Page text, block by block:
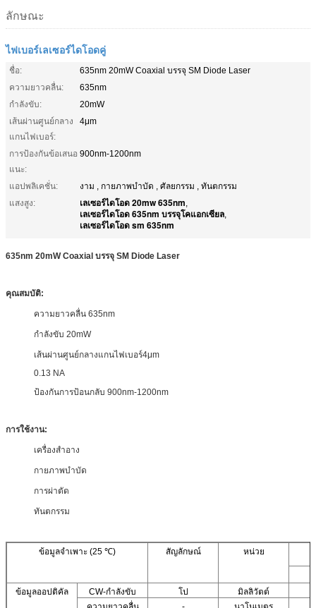
ลักษณะ
ไฟเบอร์เลเซอร์ไดโอดคู่
ชื่อ:
635nm 20mW Coaxial บรรจุ SM Diode Laser
ความยาวคลื่น:
635nm
กำลังขับ:
20mW
เส้นผ่านศูนย์กลาง
แกนไฟเบอร์:
4μm
การป้องกันข้อเสนอ
แนะ:
900nm-1200nm
แอปพลิเคชั่น:
งาม , กายภาพบำบัด , ศัลยกรรม , ทันตกรรม
แสงสูง:
เลเซอร์ไดโอด 20mw 635nm,
เลเซอร์ไดโอด 635nm บรรจุโคแอกเซียล,
เลเซอร์ไดโอด sm 635nm
635nm 20mW Coaxial บรรจุ SM Diode Laser
คุณสมบัติ:
ความยาวคลื่น 635nm
กำลังขับ 20mW
เส้นผ่านศูนย์กลางแกนไฟเบอร์4μm
0.13 NA
ป้องกันการป้อนกลับ 900nm-1200nm
การใช้งาน:
เครื่องสำอาง
กายภาพบำบัด
การผ่าตัด
ทันตกรรม
ข้อมูลจำเพาะ (25 ℃) สัญลักษณ์ หน่วย
ข้อมูลออปติคัล
CW-กำลังขับ โป
มิลลิวัตต์